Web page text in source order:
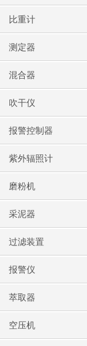
比重计
测定器
混合器
吹干仪
报警控制器
紫外辐照计
磨粉机
采泥器
过滤装置
报警仪
萃取器
空压机